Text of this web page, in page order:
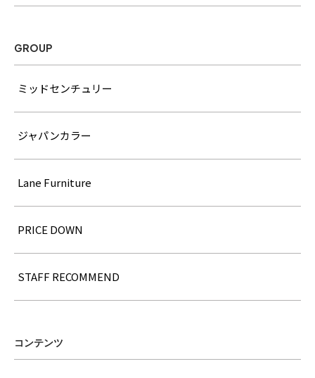
GROUP
ミッドセンチュリー
ジャパンカラー
Lane Furniture
PRICE DOWN
STAFF RECOMMEND
コンテンツ